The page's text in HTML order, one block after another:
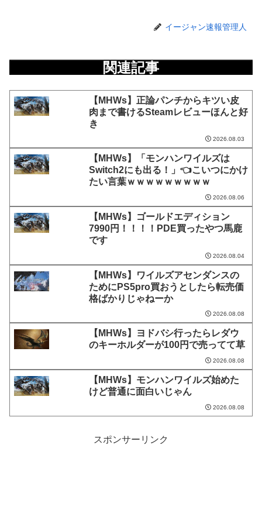
イージャン速報管理人
関連記事
【MHWs】正論パンチからキツい皮
肉まで書けるSteamレビューほんと好
き
2026.08.03
【MHWs】「モンハンワイルズは
Switch2にも出る！」👈こいつにかけ
たい言葉ｗｗｗｗｗｗｗｗｗ
2026.08.06
【MHWs】ゴールドエディション
7990円！！！！PDE買ったやつ馬鹿
です
2026.08.04
【MHWs】ワイルズアセンダンスの
ためにPS5pro買おうとしたら転売価
格ばかりじゃねーか
2026.08.08
【MHWs】ヨドバシ行ったらレダウ
のキーホルダーが100円で売ってて草
2026.08.08
【MHWs】モンハンワイルズ始めた
けど普通に面白いじゃん
2026.08.08
スポンサーリンク